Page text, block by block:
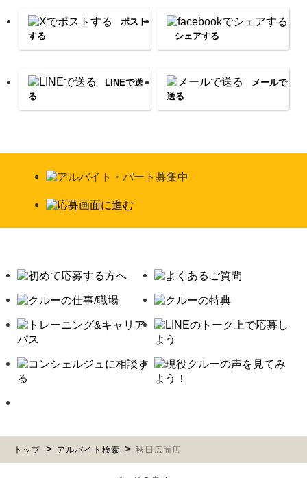
ポスト
する
シェアする
LINEで送
る
メールで
送る
トップ アルバイト検索 秋田広面店